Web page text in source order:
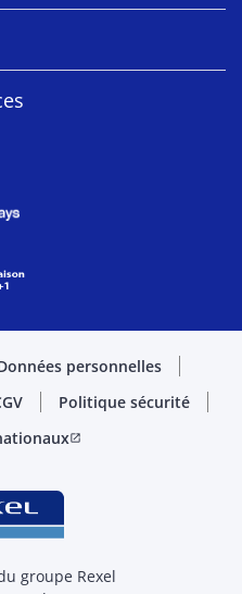
personnelles
Politique sécurité
open_in_new
groupe Rexel